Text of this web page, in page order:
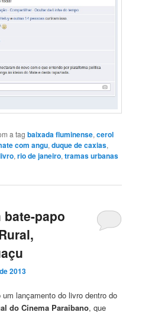
a tagbaixada fluminense,cerol
com angu,duque de caxias,
,rio de janeiro,tramas urbanas
papo
2013
lançamento do livro dentro do
do Cinema Paraibano, que